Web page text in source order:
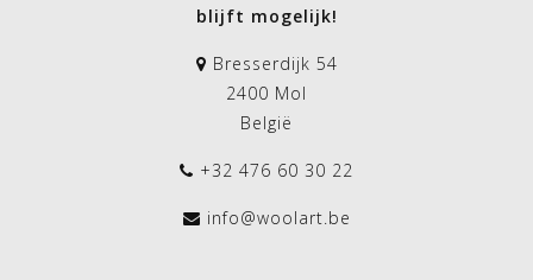
blijft mogelijk!
Bresserdijk 54
2400 Mol
België
+32 476 60 30 22
info@woolart.be